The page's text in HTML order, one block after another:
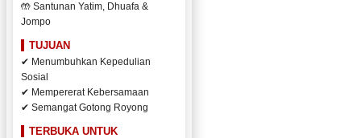
🤲 Santunan Yatim, Dhuafa &
Jompo
TUJUAN
✔ Menumbuhkan Kepedulian
Sosial
✔ Mempererat Kebersamaan
✔ Semangat Gotong Royong
TERBUKA UNTUK